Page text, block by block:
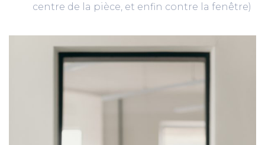
centre de la pièce, et enfin contre la fenêtre)